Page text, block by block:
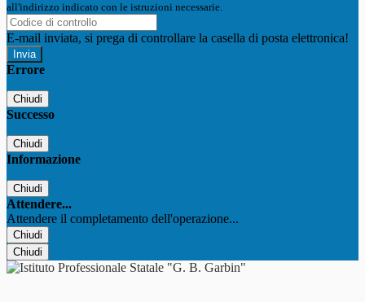
all'indirizzo indicato con le istruzioni necessarie.
E-mail inviata, si prega di controllare la casella di posta elettronica!
Errore
Chiudi
Successo
Chiudi
Informazione
Chiudi
Attendere...
Attendere il completamento dell'operazione...
Chiudi
Chiudi